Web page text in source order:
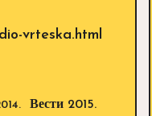
vrteska.html
Вести 2015.